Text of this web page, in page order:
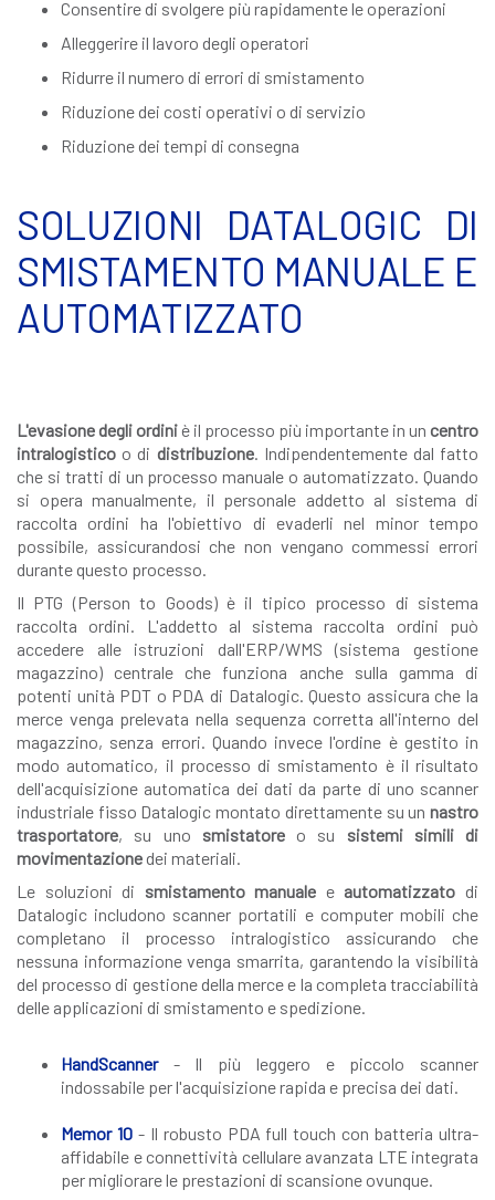
Consentire di svolgere più rapidamente le operazioni
Alleggerire il lavoro degli operatori
Ridurre il numero di errori di smistamento
Riduzione dei costi operativi o di servizio
Riduzione dei tempi di consegna
SOLUZIONI DATALOGIC DI
SMISTAMENTO MANUALE E
AUTOMATIZZATO
L'evasione degli ordiniè il processo più importante in un centro
intralogistico o di distribuzione. Indipendentemente dal fatto
che si tratti di un processo manuale o automatizzato. Quando
si opera manualmente, il personale addetto al sistema di
raccolta ordini ha l'obiettivo di evaderli nel minor tempo
possibile, assicurandosi che non vengano commessi errori
durante questo processo.
Il PTG (Person to Goods) è il tipico processo di sistema
raccolta ordini. L'addetto al sistema raccolta ordini può
accedere alle istruzioni dall'ERP/WMS (sistema gestione
magazzino) centrale che funziona anche sulla gamma di
potenti unità PDT o PDA di Datalogic. Questo assicura che la
merce venga prelevata nella sequenza corretta all'interno del
magazzino, senza errori. Quando invece l'ordine è gestito in
modo automatico, il processo di smistamento è il risultato
dell'acquisizione automatica dei dati da parte di uno scanner
industriale fisso Datalogic montato direttamente su un nastro
trasportatore, su uno smistatoreo su sistemi simili di
movimentazione dei materiali.
Le soluzioni di smistamento manuale eautomatizzato di
Datalogic includono scanner portatili e computer mobili che
completano il processo intralogistico assicurando che
nessuna informazione venga smarrita, garantendo la visibilità
del processo di gestione della merce e la completa tracciabilità
delle applicazioni di smistamento e spedizione.
HandScanner- Il più leggero e piccolo scanner
indossabile per l'acquisizione rapida e precisa dei dati.
Memor 10- Il robusto PDA full touch con batteria ultra-
affidabile e connettività cellulare avanzata LTE integrata
per migliorare le prestazioni di scansione ovunque.